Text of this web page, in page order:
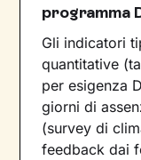
programma
Gli indicatori
quantitative
per esigenza
giorni di
(survey di
feedback dai